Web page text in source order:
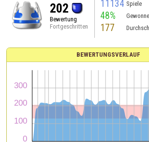
202
Bewertung
Fortgeschritten
11134 Spiele
48%
177
BEWERTUNGSVERLAUF